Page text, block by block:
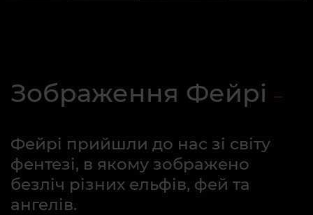
Зображення Фейрі
Фейрі прийшли до нас зі світу
фентезі, в якому зображено
безліч різних ельфів, фей та
ангелів.